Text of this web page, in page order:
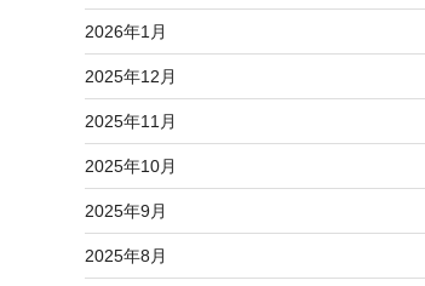
2026年1月
2025年12月
2025年11月
2025年10月
2025年9月
2025年8月